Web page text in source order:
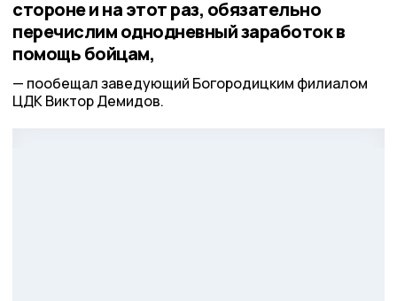
стороне и на этот раз, обязательно
перечислим однодневный заработок в
помощь бойцам,
пообещал заведующий Богородицким филиалом
ЦДК Виктор Демидов.